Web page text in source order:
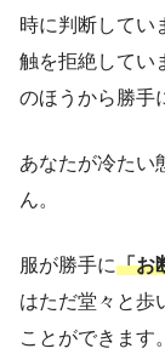
時に判断してい
触を拒絶してい
のほうから勝手
あなたが冷たい
ん。
服が勝手に「お
はただ堂々と歩
ことができます。